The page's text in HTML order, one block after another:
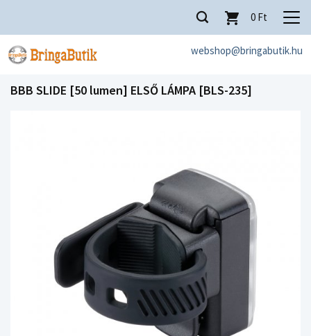
webshop@bringabutik.hu
0 Ft
BBB SLIDE [50 lumen] ELSŐ LÁMPA [BLS-235]